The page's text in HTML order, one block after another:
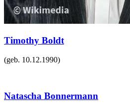
Timothy Boldt
(geb. 10.12.1990)
Natascha Bonnermann